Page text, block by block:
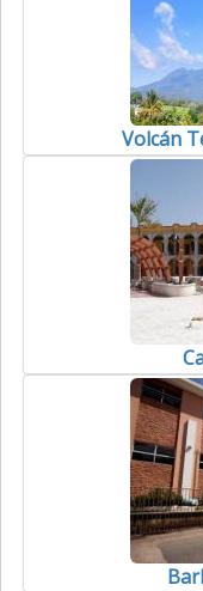
Volcán